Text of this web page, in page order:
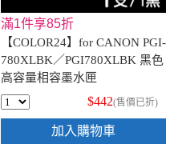
滿1件享85折
【COLOR24】for CANON PGI-
780XLBK／PGI780XLBK 黑色
高容量相容墨水匣
$442(售價已折)
加入購物車